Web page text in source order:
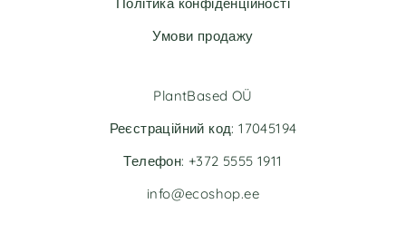
Умови продажу
PlantBased OÜ
Реєстраційний код: 17045194
Телефон: +372 5555 1911
info@ecoshop.ee